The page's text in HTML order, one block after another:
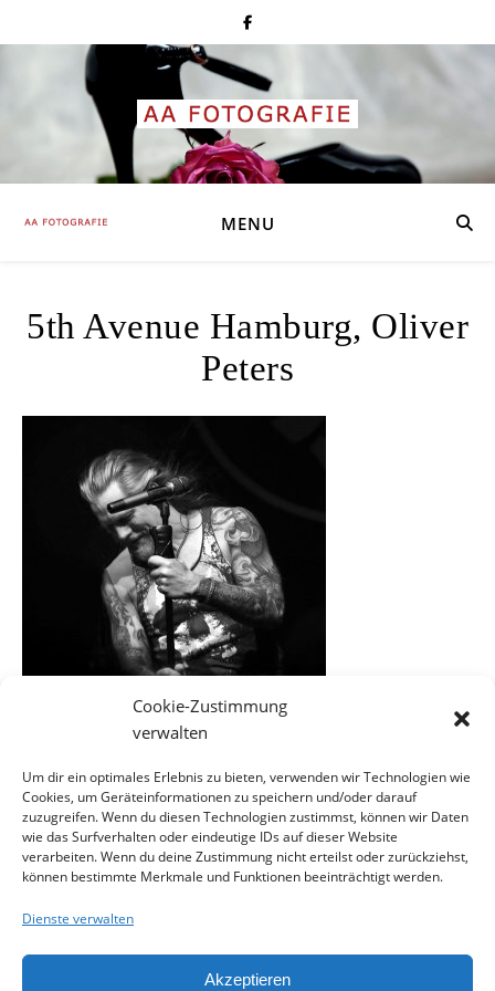
Cookie-Zustimmung
verwalten
Um dir ein optimales Erlebnis zu bieten, verwenden wir Technologien wie
Cookies, um Geräteinformationen zu speichern und/oder darauf
zuzugreifen. Wenn du diesen Technologien zustimmst, können wir Daten
wie das Surfverhalten oder eindeutige IDs auf dieser Website
verarbeiten. Wenn du deine Zustimmung nicht erteilst oder zurückziehst,
können bestimmte Merkmale und Funktionen beeinträchtigt werden.
Dienste verwalten
Akzeptieren
MENU
5th Avenue Hamburg, Oliver
Peters
EINE ANTWORT SCHREIBEN
Du musstangemeldetsein, um einen Kommentar
abzugeben.